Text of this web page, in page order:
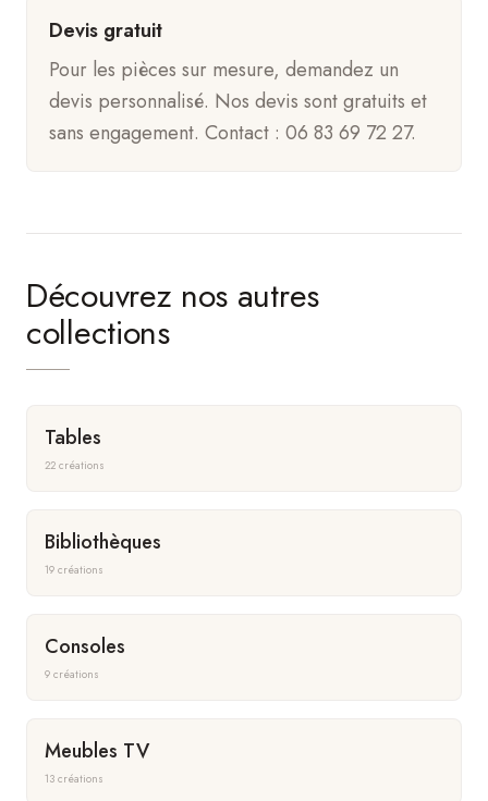
Devis gratuit
Pour les pièces sur mesure, demandez un
devis personnalisé. Nos devis sont gratuits et
sans engagement. Contact : 06 83 69 72 27.
Découvrez nos autres
collections
Tables
22 créations
Bibliothèques
19 créations
Consoles
9 créations
Meubles TV
13 créations